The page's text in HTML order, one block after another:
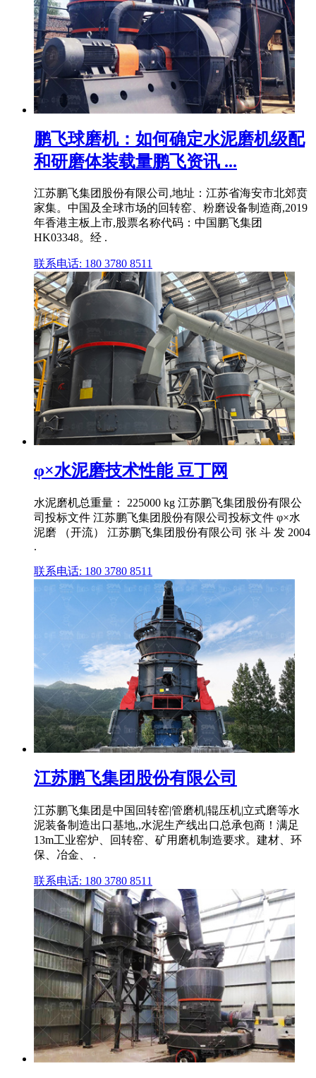
鹏飞球磨机：如何确定水泥磨机级配
和研磨体装载量鹏飞资讯 ...
江苏鹏飞集团股份有限公司,地址：江苏省海安市北郊贲
家集。中国及全球市场的回转窑、粉磨设备制造商,2019
年香港主板上市,股票名称代码：中国鹏飞集团
HK03348。经 .
联系电话: 180 3780 8511
φ×水泥磨技术性能 豆丁网
水泥磨机总重量： 225000 kg 江苏鹏飞集团股份有限公
司投标文件 江苏鹏飞集团股份有限公司投标文件 φ×水
泥磨 （开流） 江苏鹏飞集团股份有限公司 张 斗 发 2004
.
联系电话: 180 3780 8511
江苏鹏飞集团股份有限公司
江苏鹏飞集团是中国回转窑|管磨机|辊压机|立式磨等水
泥装备制造出口基地,,水泥生产线出口总承包商！满足
13m工业窑炉、回转窑、矿用磨机制造要求。建材、环
保、冶金、 .
联系电话: 180 3780 8511